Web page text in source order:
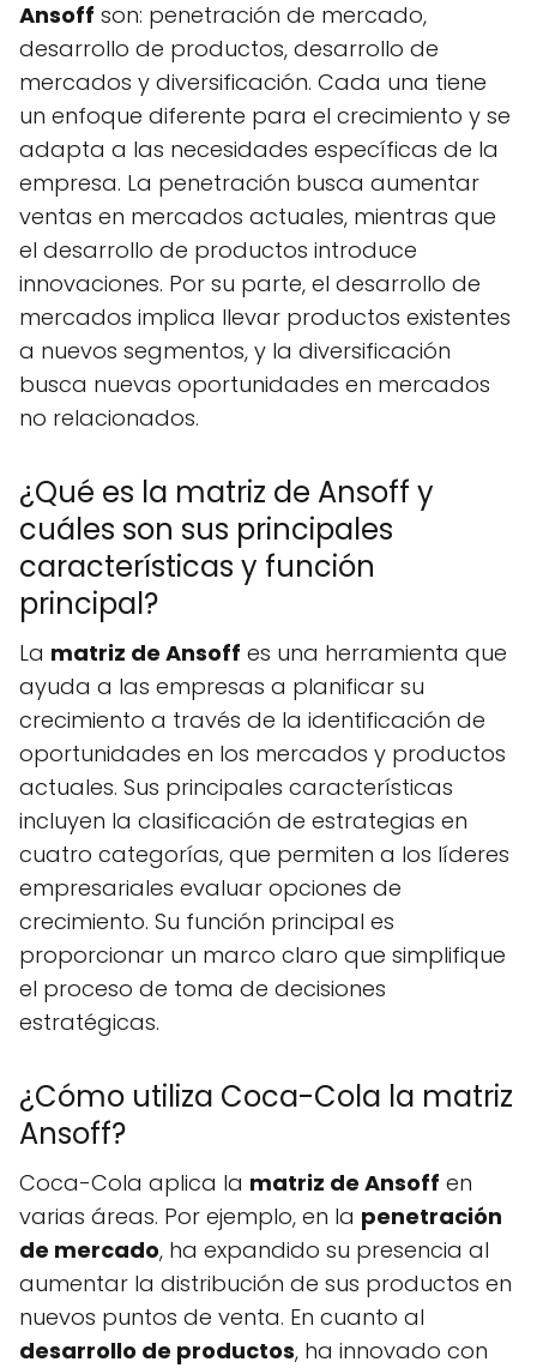
Ansoff son: penetración de mercado,
desarrollo de productos, desarrollo de
mercados y diversificación. Cada una tiene
un enfoque diferente para el crecimiento y se
adapta a las necesidades específicas de la
empresa. La penetración busca aumentar
ventas en mercados actuales, mientras que
el desarrollo de productos introduce
innovaciones. Por su parte, el desarrollo de
mercados implica llevar productos existentes
a nuevos segmentos, y la diversificación
busca nuevas oportunidades en mercados
no relacionados.
¿Qué es la matriz de Ansoff y
cuáles son sus principales
características y función
principal?
La matriz de Ansoff es una herramienta que
ayuda a las empresas a planificar su
crecimiento a través de la identificación de
oportunidades en los mercados y productos
actuales. Sus principales características
incluyen la clasificación de estrategias en
cuatro categorías, que permiten a los líderes
empresariales evaluar opciones de
crecimiento. Su función principal es
proporcionar un marco claro que simplifique
el proceso de toma de decisiones
estratégicas.
¿Cómo utiliza Coca-Cola la matriz
Ansoff?
Coca-Cola aplica la matriz de Ansoff en
varias áreas. Por ejemplo, en la penetración
de mercado, ha expandido su presencia al
aumentar la distribución de sus productos en
nuevos puntos de venta. En cuanto al
desarrollo de productos, ha innovado con